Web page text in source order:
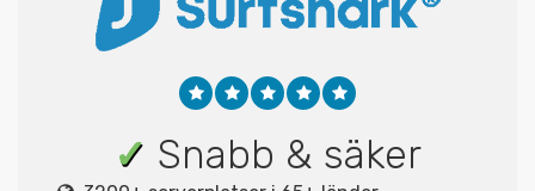
✓ Snabb & säker